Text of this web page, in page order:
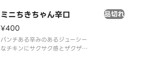
世界一辛い唐辛子として認定され
た「ブート・ジョロキア」を原料
に使用しました。すっきりとした
辛さが特長で、辛い物好きの方に
も指示される味付けとな
ミニちきちゃん辛口
¥400
パンチある辛みのあるジューシー
なチキンにサクサク感とザクザク
品切れ